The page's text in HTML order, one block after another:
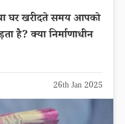
घर खरीदते समय आपको
है? क्या निर्माणाधीन
26th Jan 2025